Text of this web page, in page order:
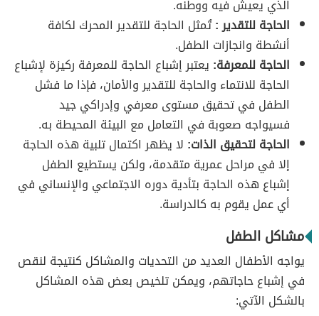
الذي يعيش فيه ووطنه.
الحاجة للتقدير :تُمثل الحاجة للتقدير المحرك لكافة
أنشطة وانجازات الطفل.
الحاجة للمعرفة: يعتبر إشباع الحاجة للمعرفة ركيزة لإشباع
الحاجة للانتماء والحاجة للتقدير والأمان، فإذا ما فشل
الطفل في تحقيق مستوى معرفي وإدراكي جيد
فسيواجه صعوبة في التعامل مع البيئة المحيطة به.
الحاجة لتحقيق الذات: لا يظهر اكتمال تلبية هذه الحاجة
إلا في مراحل عمرية متقدمة، ولكن يستطيع الطفل
إشباع هذه الحاجة بتأدية دوره الاجتماعي والإنساني في
أي عمل يقوم به كالدراسة.
مشاكل الطفل
يواجه الأطفال العديد من التحديات والمشاكل كنتيجة لنقص
في إشباع حاجاتهم، ويمكن تلخيص بعض هذه المشاكل
بالشكل الآتي: